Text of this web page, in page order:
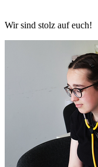
Wir sind stolz auf euch!